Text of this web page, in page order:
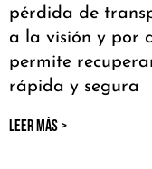
pérdida de
a la visión y por
permite
rápida y segura
LEER MÁS >